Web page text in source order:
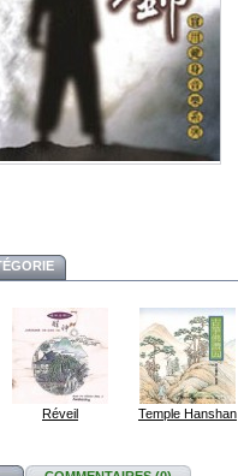
Réveil Temple Hanshan